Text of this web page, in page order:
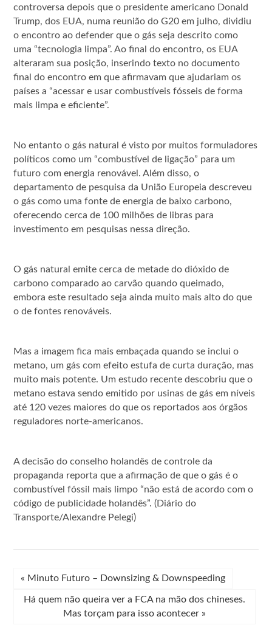
controversa depois que o presidente americano Donald
Trump, dos EUA, numa reunião do G20 em julho, dividiu
o encontro ao defender que o gás seja descrito como
uma “tecnologia limpa”. Ao final do encontro, os EUA
alteraram sua posição, inserindo texto no documento
final do encontro em que afirmavam que ajudariam os
países a “acessar e usar combustíveis fósseis de forma
mais limpa e eficiente”.
No entanto o gás natural é visto por muitos formuladores
políticos como um “combustível de ligação” para um
futuro com energia renovável. Além disso, o
departamento de pesquisa da União Europeia descreveu
o gás como uma fonte de energia de baixo carbono,
oferecendo cerca de 100 milhões de libras para
investimento em pesquisas nessa direção.
O gás natural emite cerca de metade do dióxido de
carbono comparado ao carvão quando queimado,
embora este resultado seja ainda muito mais alto do que
o de fontes renováveis.
Mas a imagem fica mais embaçada quando se inclui o
metano, um gás com efeito estufa de curta duração, mas
muito mais potente. Um estudo recente descobriu que o
metano estava sendo emitido por usinas de gás em níveis
até 120 vezes maiores do que os reportados aos órgãos
reguladores norte-americanos.
A decisão do conselho holandês de controle da
propaganda reporta que a afirmação de que o gás é o
combustível fóssil mais limpo “não está de acordo com o
código de publicidade holandês”. (Diário do
Transporte/Alexandre Pelegi)
« Minuto Futuro – Downsizing & Downspeeding
Há quem não queira ver a FCA na mão dos chineses.
Mas torçam para isso acontecer »